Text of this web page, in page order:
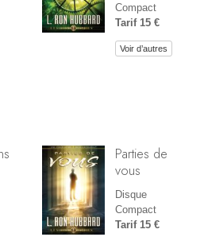
Compact
Tarif 15 €
Voir d’autres
Parties de
vous
Disque
Compact
Tarif 15 €